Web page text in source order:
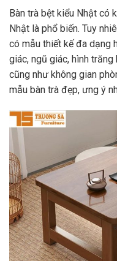
Bàn trà bệt kiểu Nhật có
Nhật là phổ biến. Tuy
có mẫu thiết kế đa dạng
giác, ngũ giác, hình
cũng như không gian
mẫu bàn trà đẹp, ưng ý